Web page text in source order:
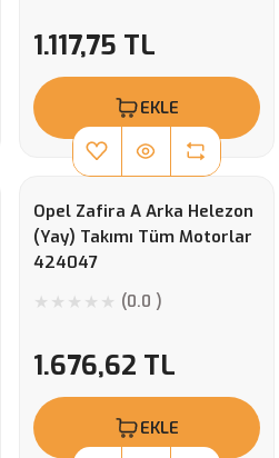
1.117,75 TL
EKLE
Opel Zafira A Arka Helezon
(Yay) Takımı Tüm Motorlar
424047
(0.0 )
1.676,62 TL
EKLE